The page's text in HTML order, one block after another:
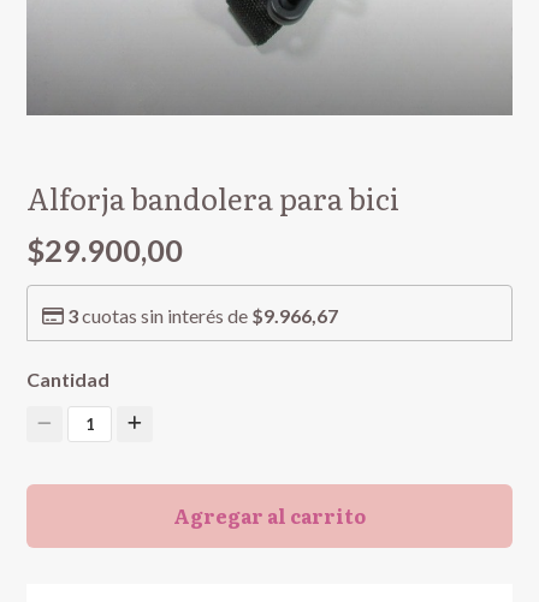
Alforja bandolera para bici
$29.900,00
3cuotas sin interés de $9.966,67
Cantidad
1
Agregar al carrito